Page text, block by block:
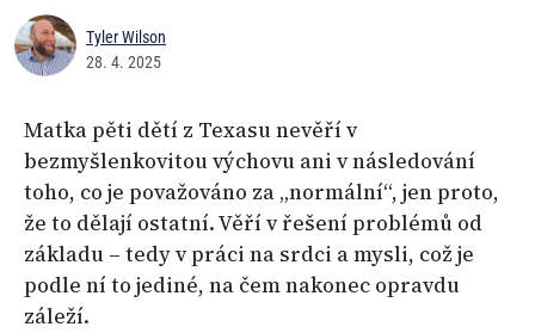
Tyler Wilson
28. 4. 2025
Matka pěti dětí z Texasu nevěří v
bezmyšlenkovitou výchovu ani v následování
toho, co je považováno za „normální“, jen proto,
že to dělají ostatní. Věří v řešení problémů od
základu – tedy v práci na srdci a mysli, což je
podle ní to jediné, na čem nakonec opravdu
záleží.